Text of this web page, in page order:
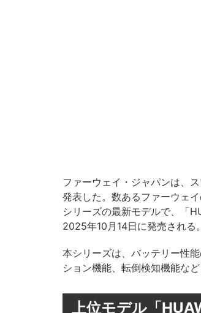
ファーウェイ・ジャパンは、
発表した。数あるファーウェ
シリーズの最新モデルで、「
2025年10月14日に発売される。
本シリーズは、バッテリー性
ション機能、転倒検知機能な
上位モデル「